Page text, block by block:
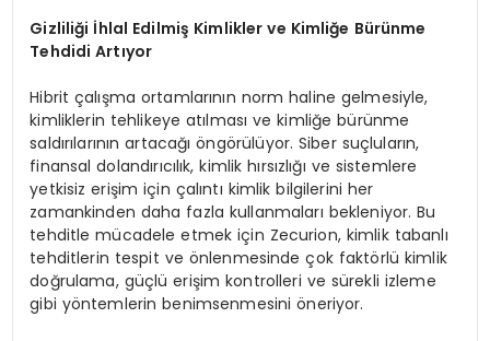
Gizliliği İhlal Edilmiş Kimlikler ve Kimliğe Bürünme
Tehdidi Artıyor
Hibrit çalışma ortamlarının norm haline gelmesiyle,
kimliklerin tehlikeye atılması ve kimliğe bürünme
saldırılarının artacağı öngörülüyor. Siber suçluların,
finansal dolandırıcılık, kimlik hırsızlığı ve sistemlere
yetkisiz erişim için çalıntı kimlik bilgilerini her
zamankinden daha fazla kullanmaları bekleniyor. Bu
tehditle mücadele etmek için Zecurion, kimlik tabanlı
tehditlerin tespit ve önlenmesinde çok faktörlü kimlik
doğrulama, güçlü erişim kontrolleri ve sürekli izleme
gibi yöntemlerin benimsenmesini öneriyor.